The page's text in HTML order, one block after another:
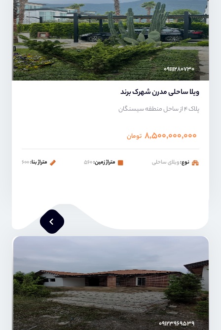
۰۹۱۱۱۲۸۰۷۳۰
ویلا ساحلی مدرن شهرک برند
پلاک ۴ از ساحل منطقه سیسنگان
۸,۵۰۰,۰۰۰,۰۰۰ تومان
نوع:ویلای ساحلی متراژ زمین:۵۶۰ متراژ بنا:۶۰۰
۰۹۱۲۳۹۶۹۵۳۹